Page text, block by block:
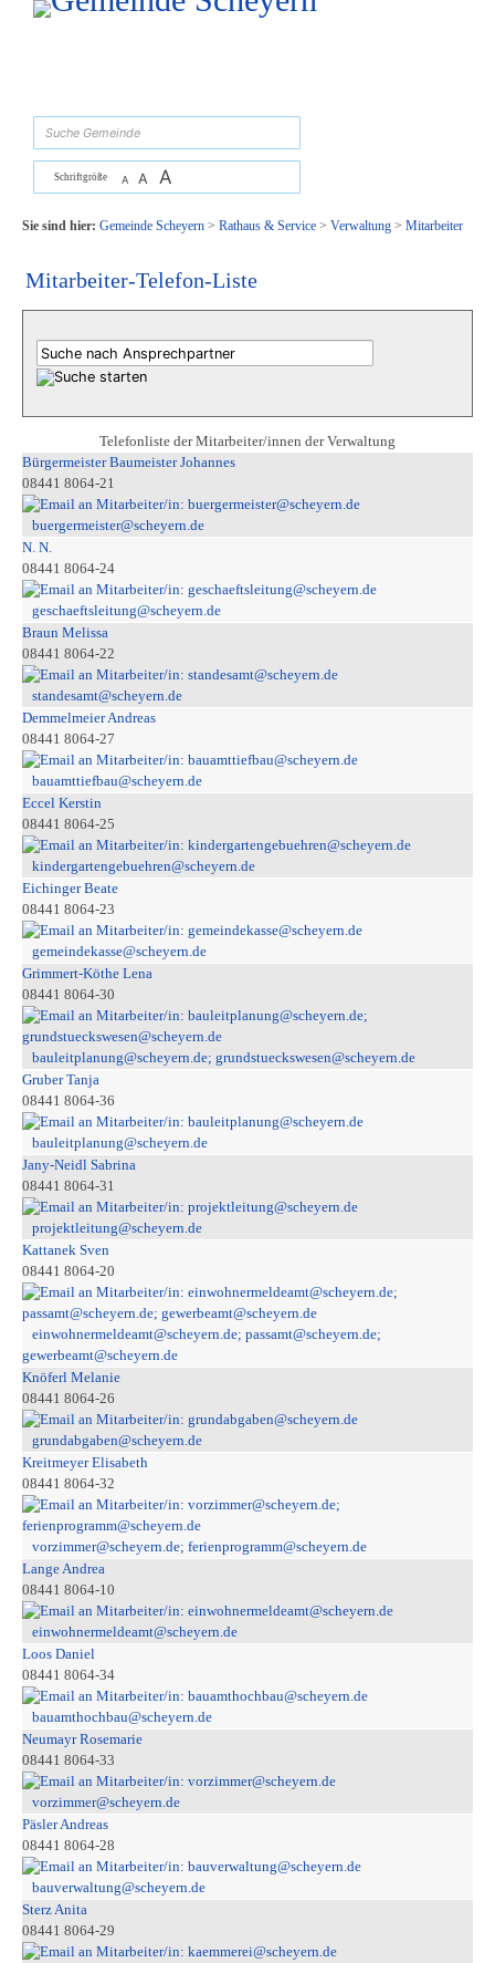
Zum Inhalt, zur Navigationoder zur Startseite springen.
Schriftgröße A A A
Sie sind hier: Gemeinde Scheyern> Rathaus & Service> Verwaltung> Mitarbeiter
Mitarbeiter-Telefon-Liste
Telefonliste der Mitarbeiter/innen der Verwaltung
Bürgermeister Baumeister Johannes
08441 8064-21
buergermeister@scheyern.de
N. N.
08441 8064-24
geschaeftsleitung@scheyern.de
Braun Melissa
08441 8064-22
standesamt@scheyern.de
Demmelmeier Andreas
08441 8064-27
bauamttiefbau@scheyern.de
Eccel Kerstin
08441 8064-25
kindergartengebuehren@scheyern.de
Eichinger Beate
08441 8064-23
gemeindekasse@scheyern.de
Grimmert-Köthe Lena
08441 8064-30
bauleitplanung@scheyern.de; grundstueckswesen@scheyern.de
Gruber Tanja
08441 8064-36
bauleitplanung@scheyern.de
Jany-Neidl Sabrina
08441 8064-31
projektleitung@scheyern.de
Kattanek Sven
08441 8064-20
einwohnermeldeamt@scheyern.de; passamt@scheyern.de;
gewerbeamt@scheyern.de
Knöferl Melanie
08441 8064-26
grundabgaben@scheyern.de
Kreitmeyer Elisabeth
08441 8064-32
vorzimmer@scheyern.de; ferienprogramm@scheyern.de
Lange Andrea
08441 8064-10
einwohnermeldeamt@scheyern.de
Loos Daniel
08441 8064-34
bauamthochbau@scheyern.de
Neumayr Rosemarie
08441 8064-33
vorzimmer@scheyern.de
Päsler Andreas
08441 8064-28
bauverwaltung@scheyern.de
Sterz Anita
08441 8064-29